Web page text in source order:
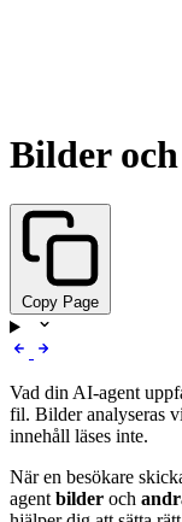
Bilder
Copy Page
Vad din AI-agent
fil. Bilder analyseras
innehåll läses inte.
När en besökare
agent bilder och